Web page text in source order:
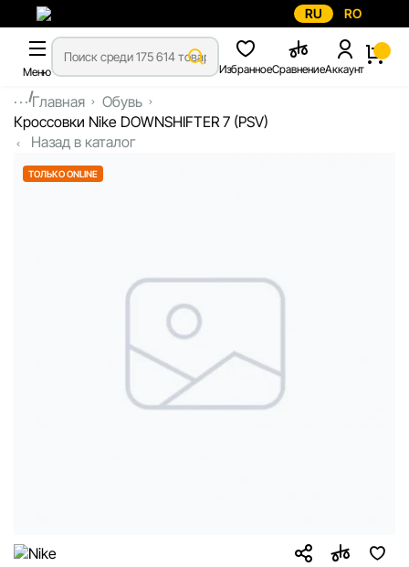
RU RO
Меню ИзбранноеСравнениеАккаунт
...Главная
Обувь
Кроссовки Nike DOWNSHIFTER 7 (PSV)
Назад в каталог
ТОЛЬКО ONLINE